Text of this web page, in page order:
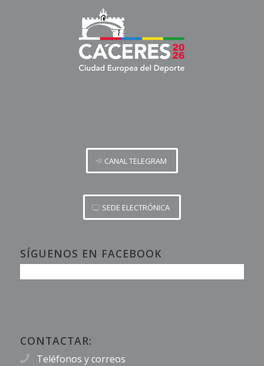
CANAL TELEGRAM
SEDE ELECTRÓNICA
SÍGUENOS EN FACEBOOK
CONTACTAR:
Teléfonos y correos